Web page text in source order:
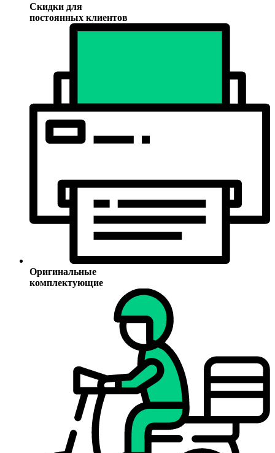
Скидки для
постоянных клиентов
Оригинальные
комплектующие